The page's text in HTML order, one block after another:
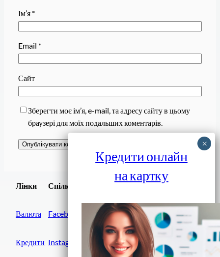
Ім’я *
Email *
Сайт
Зберегти моє ім’я, e-mail, та адресу сайту в цьому
браузері для моїх подальших коментарів.
Лінки
Валюта
Кредити
Спілки
Facebook
Instagram
Завантажити
Кредити онлайн
на картку